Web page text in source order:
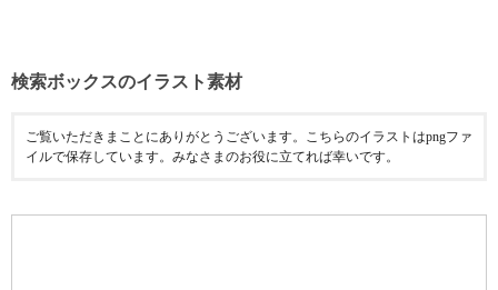
検索ボックスのイラスト素材
ご覧いただきまことにありがとうございます。こちらのイラストはpngファ
イルで保存しています。みなさまのお役に立てれば幸いです。